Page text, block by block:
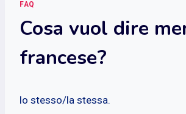
FAQ
Cosa vuol dire
francese?
lo stesso/la stessa.